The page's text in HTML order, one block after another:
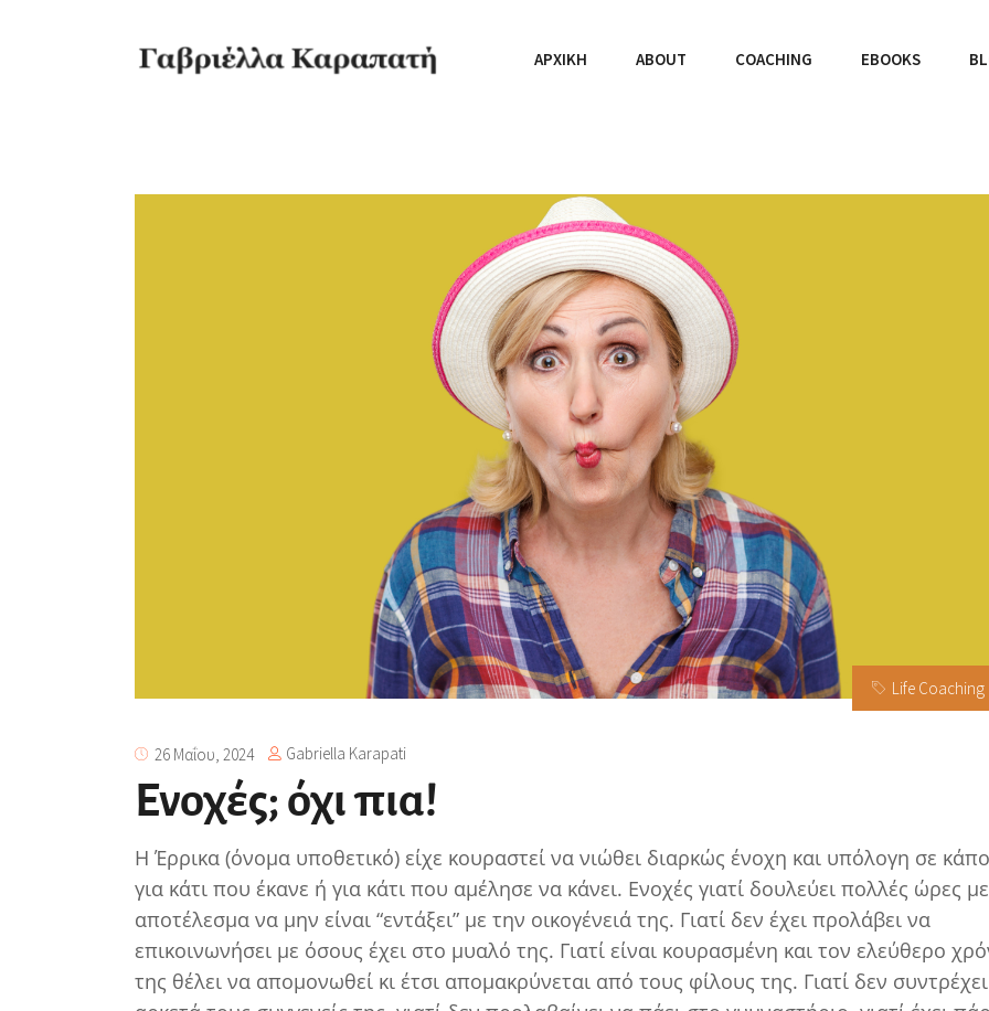
ΑΡΧΙΚΉ ABOUT COACHING EBOOKS
Life Coaching
26 Μαΐου, 2024 Gabriella Karapati
Ενοχές; όχι πια!
Η Έρρικα (όνομα υποθετικό) είχε κουραστεί να νιώθει διαρκώς ένοχη και υπόλογη σε
για κάτι που έκανε ή για κάτι που αμέλησε να κάνει. Ενοχές γιατί δουλεύει πολλές ώρες με
αποτέλεσμα να μην είναι “εντάξει” με την οικογένειά της. Γιατί δεν έχει προλάβει να
επικοινωνήσει με όσους έχει στο μυαλό της. Γιατί είναι κουρασμένη και τον ελεύθερο
της θέλει να απομονωθεί κι έτσι απομακρύνεται από τους φίλους της. Γιατί δεν συντρέχει